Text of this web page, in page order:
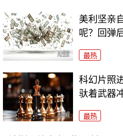
美利坚亲
呢？回弹
最热
科幻片照
驮着武器
最热